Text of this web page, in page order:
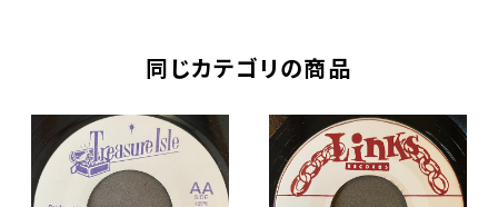
同じカテゴリの商品